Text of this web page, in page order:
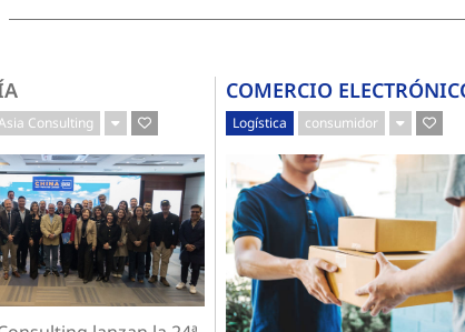
Consulting
COMERCIO
Logística consumidor